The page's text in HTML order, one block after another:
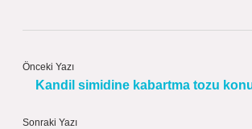
Önceki Yazı
Kandil simidine kabartma tozu
Sonraki Yazı